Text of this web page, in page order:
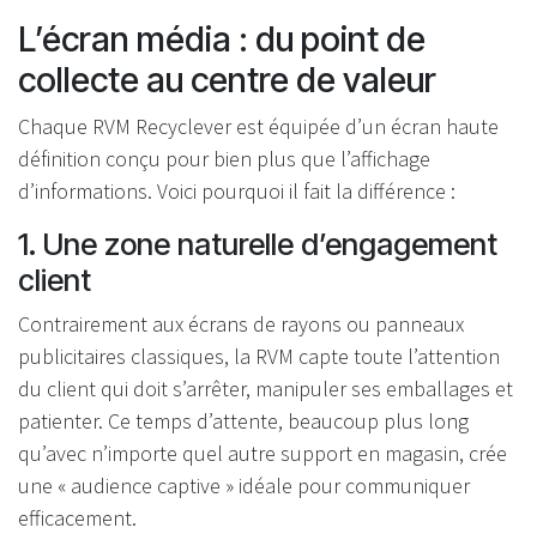
L’écran média : du point de
collecte au centre de valeur
Chaque RVM Recyclever est équipée d’un écran haute
définition conçu pour bien plus que l’affichage
d’informations. Voici pourquoi il fait la différence :
1. Une zone naturelle d’engagement
client
Contrairement aux écrans de rayons ou panneaux
publicitaires classiques, la RVM capte toute l’attention
du client qui doit s’arrêter, manipuler ses emballages et
patienter. Ce temps d’attente, beaucoup plus long
qu’avec n’importe quel autre support en magasin, crée
une « audience captive » idéale pour communiquer
efficacement.